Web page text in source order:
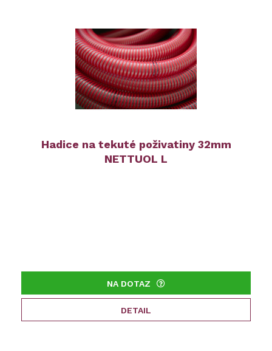
Hadice na tekuté poživatiny 32mm
NETTUOL L
NA DOTAZ
DETAIL